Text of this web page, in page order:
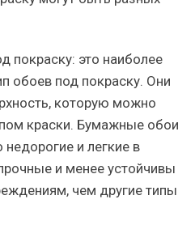
покраску: это наиболее
обоев под покраску. Они
которую можно
краски. Бумажные обои
и легкие в
и менее устойчивы
чем другие типы